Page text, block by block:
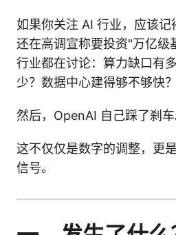
如果你关注 AI 行业，应该
还在高调宣称要投资"万亿级
行业都在讨论：算力缺口有
少？数据中心建得够不够快？
然后，OpenAI 自己踩了刹车
这不仅仅是数字的调整，更
信号。